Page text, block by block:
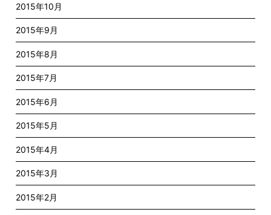
2015年10月
2015年9月
2015年8月
2015年7月
2015年6月
2015年5月
2015年4月
2015年3月
2015年2月